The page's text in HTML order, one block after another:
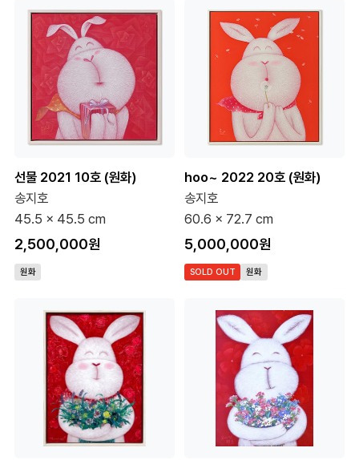
선물 2021 10호 (원화)
송지호
45.5 x 45.5 cm
2,500,000원
원화
hoo~ 2022 20호 (원화)
송지호
60.6 x 72.7 cm
5,000,000원
SOLD OUT 원화